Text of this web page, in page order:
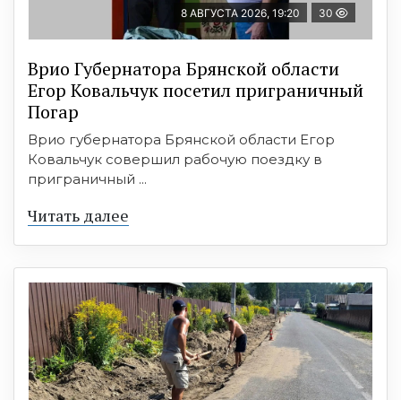
8 АВГУСТА 2026, 19:20 30
Врио Губернатора Брянской области
Егор Ковальчук посетил приграничный
Погар
Врио губернатора Брянской области Егор
Ковальчук совершил рабочую поездку в
приграничный ...
Читать далее